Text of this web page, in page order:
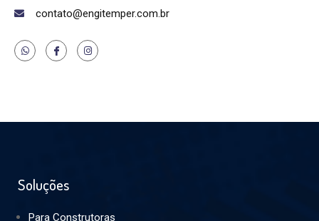
contato@engitemper.com.br
Soluções
Para Construtoras